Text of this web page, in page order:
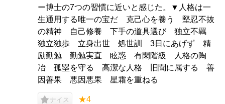
ー博士の7つの習慣に近いと感じた。▼人格は一
生通用する唯一の宝だ 克己心を養う 堅忍不抜
の精神 自己修養 下手の道具選び 独立不羈
独立独歩 立身出世 処世訓 3日にあげず 精
励勤勉 勤勉実直 眩惑 有閑階級 人格の陶
冶 孤塁を守る 高潔な人格 旧聞に属する 善
因善果 悪因悪果 星霜を重ねる
ナイス ★4